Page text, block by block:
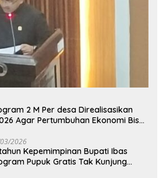
2 M Per desa Direalisasikan
Agar Pertumbuhan Ekonomi Bisa
2026
Kepemimpinan Bupati Ibas
Pupuk Gratis Tak Kunjung